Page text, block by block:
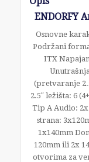
ENDORFY
Osnovne
Podržani
ITX
(pretvaranje
2.5″ ležišta: 6
Tip A Audio:
strana:
1x140mm
120mm ili 2x
otvorima za